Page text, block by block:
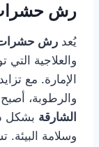
رش
يُعد رش حشرات
والعلاجية
الإمارة. مع
والرطوبة،
الشارقة بشكل
وسلامة